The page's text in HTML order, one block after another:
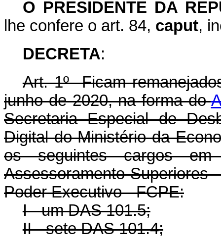
O PRESIDENTE DA
lhe confere o art. 84, caput,
DECRETA:
Art. 1º Ficam
junho de 2020, na forma do
Secretaria Especial de
Digital do Ministério da
os seguintes cargos em
Assessoramento Superiores
Poder Executivo - FCPE:
I - um DAS 101.5;
II - sete DAS 101.4;